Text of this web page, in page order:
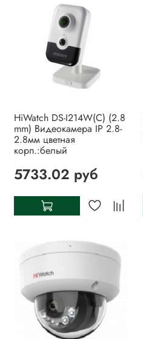
HiWatch DS-I214W(C) (2.8
mm) Видеокамера IP 2.8-
2.8мм цветная
корп.:белый
5733.02 руб